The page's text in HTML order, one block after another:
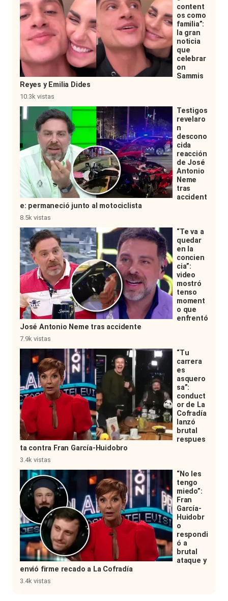
content
os como
familia”:
la gran
noticia
que
celebrar
on
Sammis
Reyes y Emilia Dides
10.3k vistas
Testigos
revelaro
n
descono
cida
reacción
de José
Antonio
Neme
tras
accident
e: permaneció junto al motociclista
8.5k vistas
“Te va a
quedar
en la
concien
cia”:
video
mostró
tenso
moment
o que
enfrentó
José Antonio Neme tras accidente
7.9k vistas
“Tu
carrera
es
asquero
sa”:
conduct
or de La
Cofradía
lanzó
brutal
respues
ta contra Fran García-Huidobro
3.4k vistas
“No les
tengo
miedo”:
Fran
García-
Huidobr
o
respondi
ó a
brutal
ataque y
envió firme recado a La Cofradía
3.4k vistas